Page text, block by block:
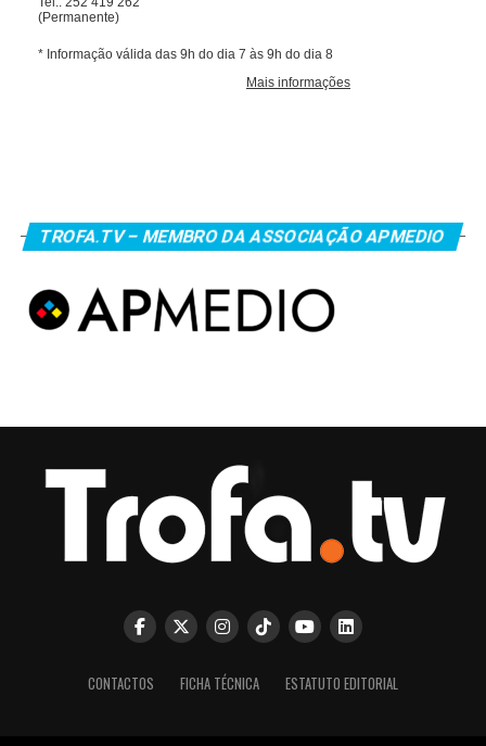
TROFA.TV – MEMBRO DA ASSOCIAÇÃO APMEDIO
CONTACTOS FICHA TÉCNICA ESTATUTO EDITORIAL